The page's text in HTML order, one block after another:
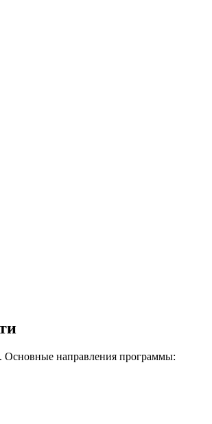
Основные направления программы: